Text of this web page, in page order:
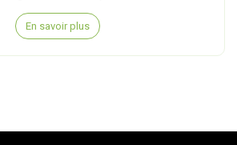
En savoir plus